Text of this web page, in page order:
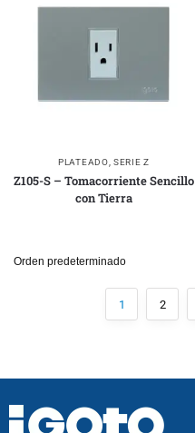
PLATEADO ,SERIE Z
Z105-S – Tomacorriente Sencillo
con Tierra
1 2